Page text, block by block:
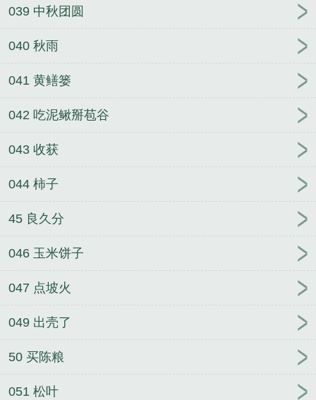
039 中秋团圆
040 秋雨
041 黄鳝篓
042 吃泥鳅掰苞谷
043 收获
044 柿子
45 良久分
046 玉米饼子
047 点坡火
049 出壳了
50 买陈粮
051 松叶